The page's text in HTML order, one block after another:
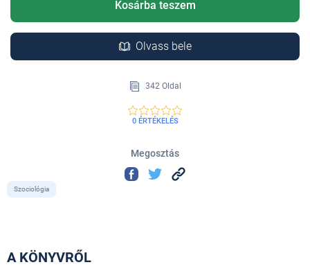
Kosárba teszem
Olvass bele
342 Oldal
0 ÉRTÉKELÉS
Megosztás
Szociológia
A KÖNYVRŐL